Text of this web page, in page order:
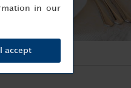
in our
accept